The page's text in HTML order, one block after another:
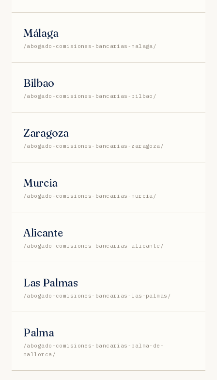
Málaga
/abogado-comisiones-bancarias-malaga/
Bilbao
/abogado-comisiones-bancarias-bilbao/
Zaragoza
/abogado-comisiones-bancarias-zaragoza/
Murcia
/abogado-comisiones-bancarias-murcia/
Alicante
/abogado-comisiones-bancarias-alicante/
Las Palmas
/abogado-comisiones-bancarias-las-palmas/
Palma
/abogado-comisiones-bancarias-palma-de-
mallorca/